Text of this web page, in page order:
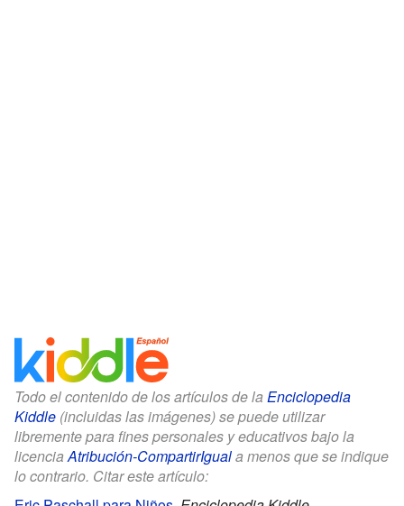
Todo el contenido de los artículos de la Enciclopedia
Kiddle (incluidas las imágenes) se puede utilizar
libremente para fines personales y educativos bajo la
licenciaAtribución-CompartirIguala menos que se indique
lo contrario. Citar este artículo: